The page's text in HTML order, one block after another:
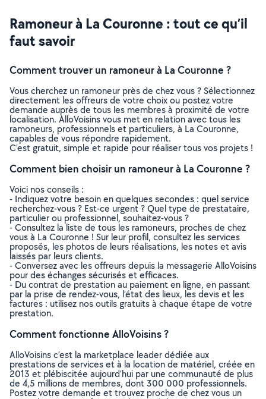
Ramoneur à La Couronne : tout ce qu’il
faut savoir
Comment trouver un ramoneur à La Couronne ?
Vous cherchez un ramoneur près de chez vous ? Sélectionnez
directement les offreurs de votre choix ou postez votre
demande auprès de tous les membres à proximité de votre
localisation. AlloVoisins vous met en relation avec tous les
ramoneurs, professionnels et particuliers, à La Couronne,
capables de vous répondre rapidement.
C’est gratuit, simple et rapide pour réaliser tous vos projets !
Comment bien choisir un ramoneur à La Couronne ?
Voici nos conseils :
- Indiquez votre besoin en quelques secondes : quel service
recherchez-vous ? Est-ce urgent ? Quel type de prestataire,
particulier ou professionnel, souhaitez-vous ?
- Consultez la liste de tous les ramoneurs, proches de chez
vous à La Couronne ! Sur leur profil, consultez les services
proposés, les photos de leurs réalisations, les notes et avis
laissés par leurs clients.
- Conversez avec les offreurs depuis la messagerie AlloVoisins
pour des échanges sécurisés et efficaces.
- Du contrat de prestation au paiement en ligne, en passant
par la prise de rendez-vous, l’état des lieux, les devis et les
factures : utilisez nos outils gratuits à chaque étape de votre
prestation.
Comment fonctionne AlloVoisins ?
AlloVoisins c’est la marketplace leader dédiée aux
prestations de services et à la location de matériel, créée en
2013 et plébiscitée aujourd’hui par une communauté de plus
de 4,5 millions de membres, dont 300 000 professionnels.
Postez votre demande et trouvez proche de chez vous un